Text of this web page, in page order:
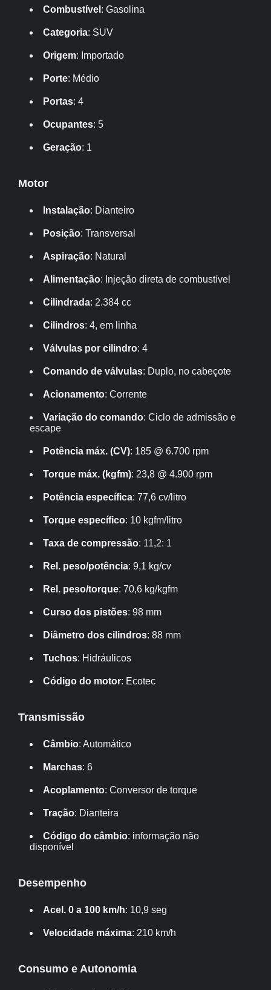
Combustível : Gasolina
Categoria: SUV
Origem: Importado
Porte: Médio
Portas: 4
Ocupantes: 5
Geração: 1
Motor
Instalação: Dianteiro
Posição: Transversal
Aspiração: Natural
Alimentação: Injeção direta de combustível
Cilindrada: 2.384 cc
Cilindros: 4, em linha
Válvulas por cilindro: 4
Comando de válvulas: Duplo, no cabeçote
Acionamento: Corrente
Variação do comando: Ciclo de admissão e
escape
Potência máx. (CV): 185 @ 6.700 rpm
Torque máx. (kgfm): 23,8 @ 4.900 rpm
Potência específica: 77,6 cv/litro
Torque específico: 10 kgfm/litro
Taxa de compressão: 11,2: 1
Rel. peso/potência: 9,1 kg/cv
Rel. peso/torque: 70,6 kg/kgfm
Curso dos pistões: 98 mm
Diâmetro dos cilindros: 88 mm
Tuchos: Hidráulicos
Código do motor: Ecotec
Transmissão
Câmbio: Automático
Marchas: 6
Acoplamento: Conversor de torque
Tração: Dianteira
Código do câmbio: informação não
disponível
Desempenho
Acel. 0 a 100 km/h: 10,9 seg
Velocidade máxima: 210 km/h
Consumo e Autonomia